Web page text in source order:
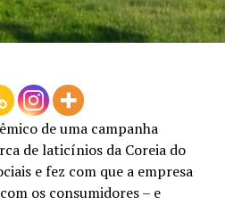
de uma campanha
de laticínios da Coreia do
e fez com que a empresa
os consumidores – e